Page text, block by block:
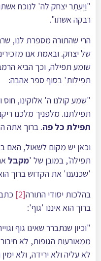
"וַיֶעְתַר יצחק לה' לנוכח
רבקה אשתו".
הרי שהתורה מספרת לנו,
של יצחק. ובאמת אנו
שומע תפילה, וכך הביא
תפילות' בסוף ספר אהבה:
"שמע קולנו ה' אלוקינו, חוס
תפילתנו. מלפניך מלכנו
תפילת כל פה. ברוך אתה
וכאן יש מקום לשאול, האם
תפילה', במובן של 'מקבל
'שכנענו' את הקדוש ברוך
בהלכות יסודי התורה[2]
ברוך הוא איננו 'גוף':
"וכיון שנתברר שאינו גוף
ממאורעות הגופות, לא
לא עליה ולא ירידה, ולא